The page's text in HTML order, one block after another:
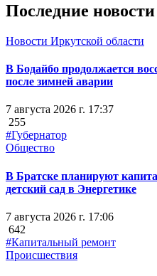
Последние новости
Новости Иркутской области
В Бодайбо продолжается
после зимней аварии
7 августа 2026 г. 17:37
255
#Губернатор
Общество
В Братске планируют
детский сад в Энергетике
7 августа 2026 г. 17:06
642
#Капитальный ремонт
Происшествия